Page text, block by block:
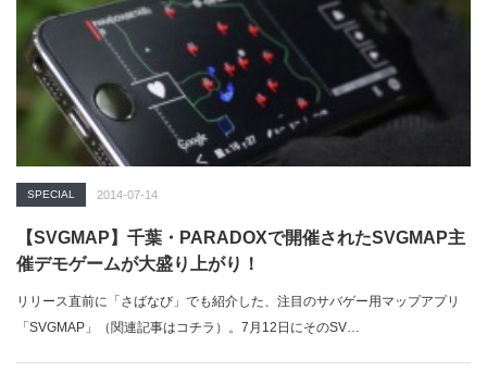
SPECIAL 2014-07-14
【SVGMAP】千葉・PARADOXで開催されたSVGMAP主
催デモゲームが大盛り上がり！
リリース直前に「さばなび」でも紹介した、注目のサバゲー用マップアプリ
「SVGMAP」（関連記事はコチラ）。7月12日にそのSV…